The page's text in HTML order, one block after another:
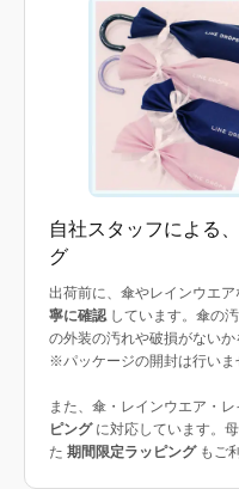
自社スタッフによる
グ
出荷前に、傘やレインウエア
寧に確認 しています。傘の
の外装の汚れや破損がないか
※パッケージの開封は行いま
また、傘・レインウエア・
ピングに対応しています。
た 期間限定ラッピングもご